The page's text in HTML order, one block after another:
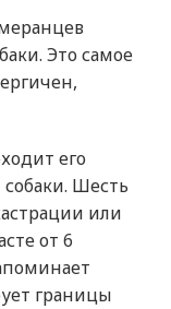
Это самое
его
Шесть
или
от 6
границы